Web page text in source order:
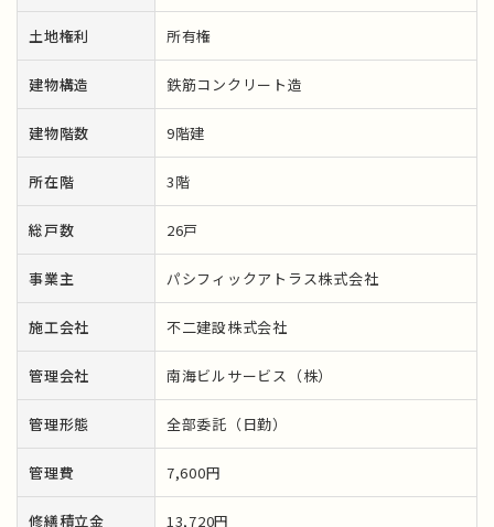
土地権利 所有権
建物構造 鉄筋コンクリート造
建物階数 9階建
所在階 3階
総戸数 26戸
事業主 パシフィックアトラス株式会社
施工会社 不二建設株式会社
管理会社 南海ビルサービス（株）
管理形態 全部委託（日勤）
管理費 7,600円
修繕積立金 13,720円